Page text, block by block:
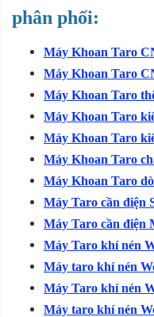
phân phối:
Máy Khoan Taro
Máy Khoan Taro
Máy Khoan Taro
Máy Khoan Taro
Máy Khoan Taro
Máy Khoan Taro
Máy Khoan Taro
Máy Taro cần điện
Máy Taro cần điện
Máy Taro khí nén
Máy taro khí nén
Máy Taro khí nén
Máy taro khí nén